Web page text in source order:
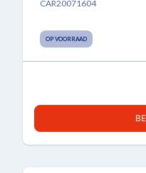
CAR20071604
OP VOORRAAD